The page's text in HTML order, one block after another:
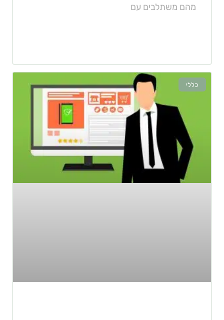
מהם משתלבים עם
כללי